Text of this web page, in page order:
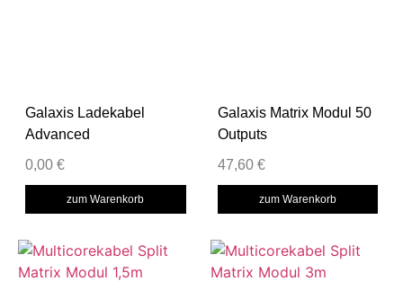
Galaxis Ladekabel
Advanced
0,00 €
zum Warenkorb
Galaxis Matrix Modul 50
Outputs
47,60 €
zum Warenkorb